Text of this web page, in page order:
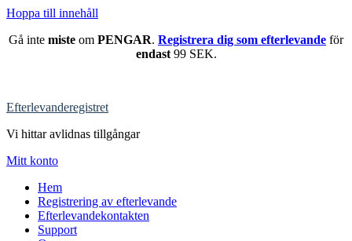
Hoppa till innehåll
Gå inte miste om PENGAR. Registrera dig som efterlevande för
endast99 SEK.
Efterlevanderegistret
Vi hittar avlidnas tillgångar
Mitt konto
Hem
Registrering av efterlevande
Efterlevandekontakten
Support